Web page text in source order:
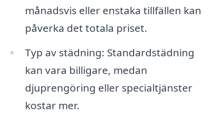
månadsvis eller enstaka tillfällen kan
påverka det totala priset.
Typ av städning: Standardstädning
kan vara billigare, medan
djuprengöring eller specialtjänster
kostar mer.